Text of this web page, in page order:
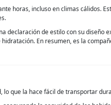
horas, incluso en climas cálidos.
de estilo con su diseño
En resumen, es la
que la hace fácil de transportar